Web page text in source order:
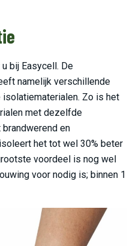
bij Easycell. De
namelijk verschillende
Zo is het
met dezelfde
en
het tot wel 30% beter
voordeel is nog wel
voor nodig is; binnen 1